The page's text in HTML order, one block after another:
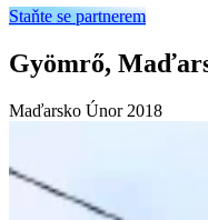
Staňte se partnerem
Gyömrő,
Maďarsko Únor 2018